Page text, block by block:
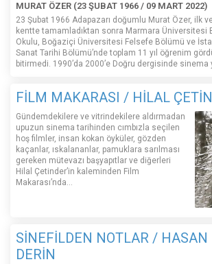
MURAT ÖZER (23 ŞUBAT 1966 / 09 MART 2022)
23 Şubat 1966 Adapazarı doğumlu Murat Özer, ilk
kentte tamamladıktan sonra Marmara Üniversitesi
Okulu, Boğaziçi Üniversitesi Felsefe Bölümü ve
Sanat Tarihi Bölümü’nde toplam 11 yıl öğrenim
bitirmedi. 1990’da 2000’e Doğru dergisinde sinema
FİLM MAKARASI / HİLAL
Gündemdekilere ve vitrindekilere aldırmadan
upuzun sinema tarihinden cımbızla seçilen
hoş filmler, insan kokan öyküler, gözden
kaçanlar, ıskalananlar, pamuklara sarılması
gereken mütevazı başyapıtlar ve diğerleri
Hilal Çetinder’in kaleminden Film
Makarası’nda…
SİNEFİLDEN NOTLAR / HASAN
DERİN